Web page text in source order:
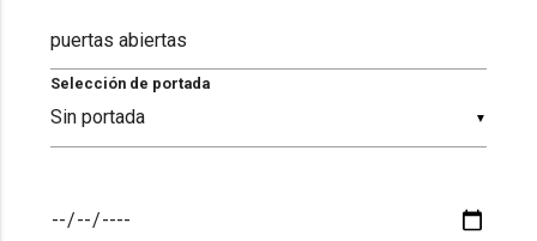
▼
Selección de portada